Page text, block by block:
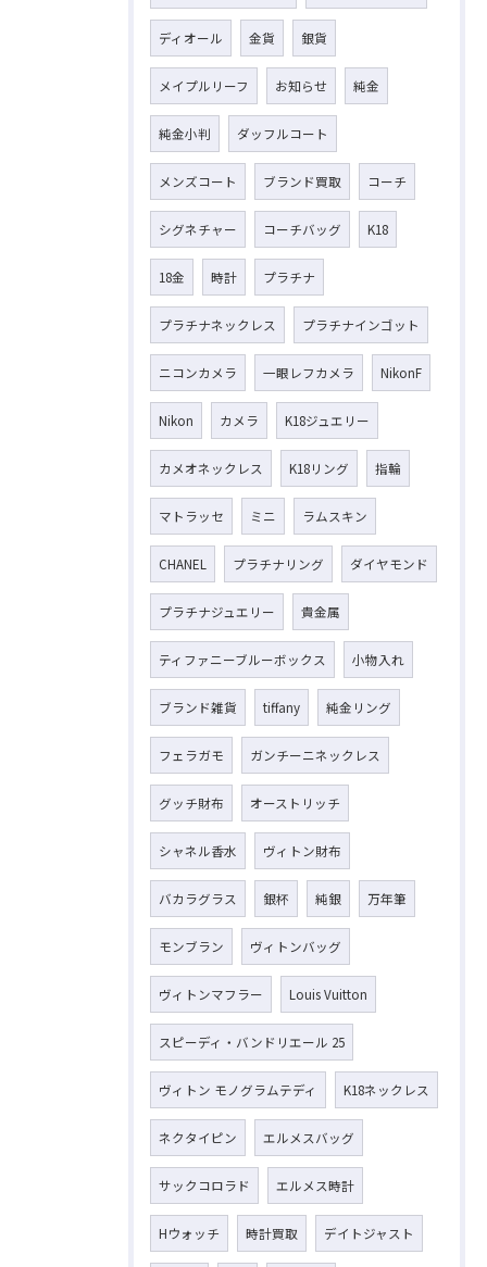
ディオール 金貨 銀貨
メイプルリーフ お知らせ 純金
純金小判 ダッフルコート
メンズコート ブランド買取 コーチ
シグネチャー コーチバッグ K18
18金 時計 プラチナ
プラチナネックレス プラチナインゴット
ニコンカメラ 一眼レフカメラ NikonF
Nikon カメラ K18ジュエリー
カメオネックレス K18リング 指輪
マトラッセ ミニ ラムスキン
CHANEL プラチナリング ダイヤモンド
プラチナジュエリー 貴金属
ティファニーブルーボックス 小物入れ
ブランド雑貨 tiffany 純金リング
フェラガモ ガンチーニネックレス
グッチ財布 オーストリッチ
シャネル香水 ヴィトン財布
バカラグラス 銀杯 純銀 万年筆
モンブラン ヴィトンバッグ
ヴィトンマフラー Louis Vuitton
スピーディ・バンドリエール 25
ヴィトン モノグラムテディ K18ネックレス
ネクタイピン エルメスバッグ
サックコロラド エルメス時計
Hウォッチ 時計買取 デイトジャスト